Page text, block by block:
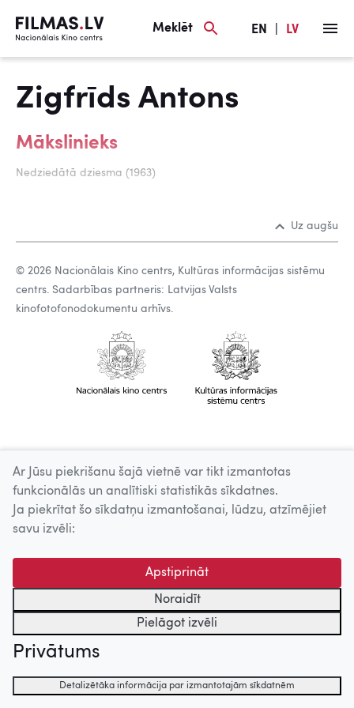
Meklēt EN LV
Zigfrīds Antons
Mākslinieks
Nedziedātā dziesma (1963)
Uz augšu
© 2026 Nacionālais Kino centrs, Kultūras informācijas sistēmu
centrs. Sadarbības partneris: Latvijas Valsts
kinofotofonodokumentu arhīvs.
Ar Jūsu piekrišanu šajā vietnē var tikt izmantotas
funkcionālās un analītiski statistikās sīkdatnes.
Ja piekrītat šo sīkdatņu izmantošanai, lūdzu, atzīmējiet
savu izvēli:
Apstiprināt
Noraidīt
Pielāgot izvēli
Privātums
Detalizētāka informācija par izmantotajām sīkdatnēm